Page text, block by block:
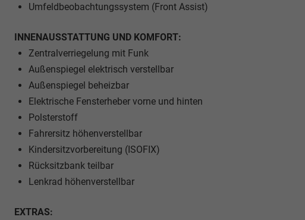
Umfeldbeobachtungssystem (Front Assist)
INNENAUSSTATTUNG UND KOMFORT:
Zentralverriegelung mit Funk
Außenspiegel elektrisch verstellbar
Außenspiegel beheizbar
Elektrische Fensterheber vorne und hinten
Polsterstoff
Fahrersitz höhenverstellbar
Kindersitzvorbereitung (ISOFIX)
Rücksitzbank teilbar
Lenkrad höhenverstellbar
EXTRAS: